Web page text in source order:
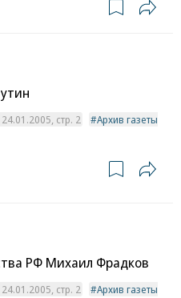
стр. 2
Архив газеты
РФ Михаил Фрадков
стр. 2
Архив газеты